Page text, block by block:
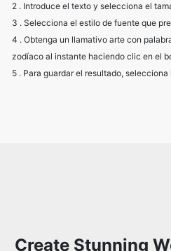
2 . Introduce el texto y selecciona el
3 . Selecciona el estilo de fuente que
4 . Obtenga un llamativo arte con
zodíaco al instante haciendo clic en el
5 . Para guardar el resultado,
Create Stunning